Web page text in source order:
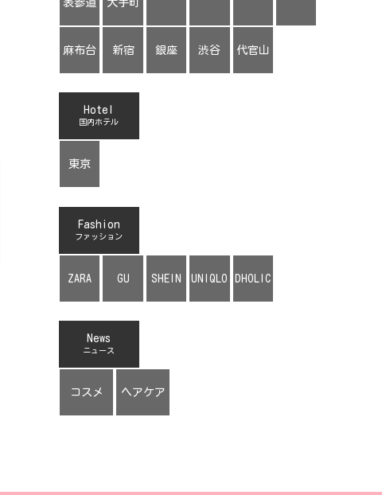
表参道
大手町
麻布台 新宿 銀座 渋谷 代官山
Hotel
国内ホテル
東京
Fashion
ファッション
ZARA GU SHEIN UNIQLO DHOLIC
News
ニュース
コスメ ヘアケア